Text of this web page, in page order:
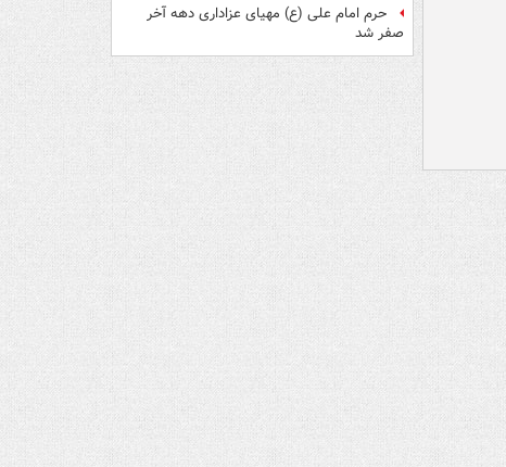
حرم امام علی (ع) مهیای عزاداری دهه آخر
صفر شد